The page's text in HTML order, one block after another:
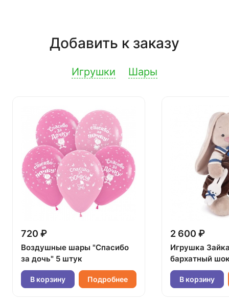
Добавить к заказу
Игрушки Шары
720 ₽
Воздушные шары "Спасибо
за дочь" 5 штук
В корзину Подробнее
2 600 ₽
Игрушка
бархатный
В корзину